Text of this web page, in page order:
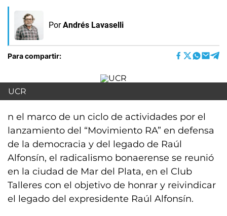
Por Andrés Lavaselli
Para compartir:
UCR
n el marco de un ciclo de actividades por el
lanzamiento del “Movimiento RA” en defensa
de la democracia y del legado de Raúl
Alfonsín, el radicalismo bonaerense se reunió
en la ciudad de Mar del Plata, en el Club
Talleres con el objetivo de honrar y reivindicar
el legado del expresidente Raúl Alfonsín.